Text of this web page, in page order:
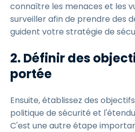
connaître les menaces et les
surveiller afin de prendre des
guident votre stratégie de
2. Définir des
portée
Ensuite, établissez des
politique de sécurité et
C'est une autre étape